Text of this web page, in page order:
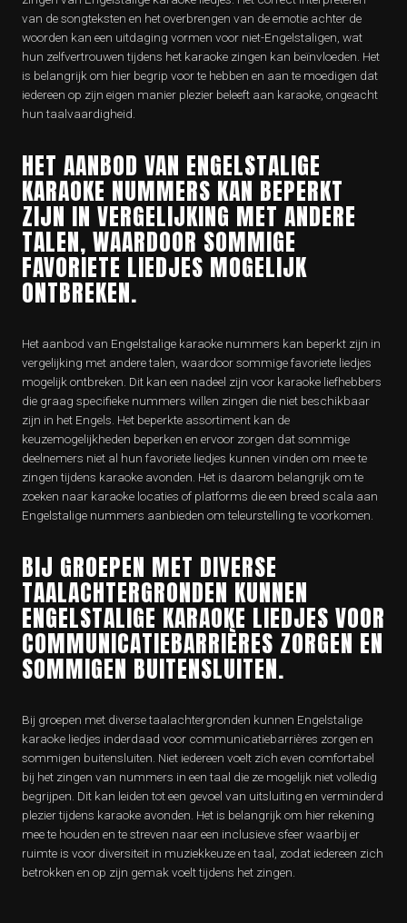
van de songteksten en het overbrengen van de emotie achter de
woorden kan een uitdaging vormen voor niet-Engelstaligen, wat
hun zelfvertrouwen tijdens het karaoke zingen kan beïnvloeden. Het
is belangrijk om hier begrip voor te hebben en aan te moedigen dat
iedereen op zijn eigen manier plezier beleeft aan karaoke, ongeacht
hun taalvaardigheid.
HET AANBOD VAN ENGELSTALIGE
KARAOKE NUMMERS KAN BEPERKT
ZIJN IN VERGELIJKING MET ANDERE
TALEN, WAARDOOR SOMMIGE
FAVORIETE LIEDJES MOGELIJK
ONTBREKEN.
Het aanbod van Engelstalige karaoke nummers kan beperkt zijn in
vergelijking met andere talen, waardoor sommige favoriete liedjes
mogelijk ontbreken. Dit kan een nadeel zijn voor karaoke liefhebbers
die graag specifieke nummers willen zingen die niet beschikbaar
zijn in het Engels. Het beperkte assortiment kan de
keuzemogelijkheden beperken en ervoor zorgen dat sommige
deelnemers niet al hun favoriete liedjes kunnen vinden om mee te
zingen tijdens karaoke avonden. Het is daarom belangrijk om te
zoeken naar karaoke locaties of platforms die een breed scala aan
Engelstalige nummers aanbieden om teleurstelling te voorkomen.
BIJ GROEPEN MET DIVERSE
TAALACHTERGRONDEN KUNNEN
ENGELSTALIGE KARAOKE LIEDJES VOOR
COMMUNICATIEBARRIÈRES ZORGEN EN
SOMMIGEN BUITENSLUITEN.
Bij groepen met diverse taalachtergronden kunnen Engelstalige
karaoke liedjes inderdaad voor communicatiebarrières zorgen en
sommigen buitensluiten. Niet iedereen voelt zich even comfortabel
bij het zingen van nummers in een taal die ze mogelijk niet volledig
begrijpen. Dit kan leiden tot een gevoel van uitsluiting en verminderd
plezier tijdens karaoke avonden. Het is belangrijk om hier rekening
mee te houden en te streven naar een inclusieve sfeer waarbij er
ruimte is voor diversiteit in muziekkeuze en taal, zodat iedereen zich
betrokken en op zijn gemak voelt tijdens het zingen.